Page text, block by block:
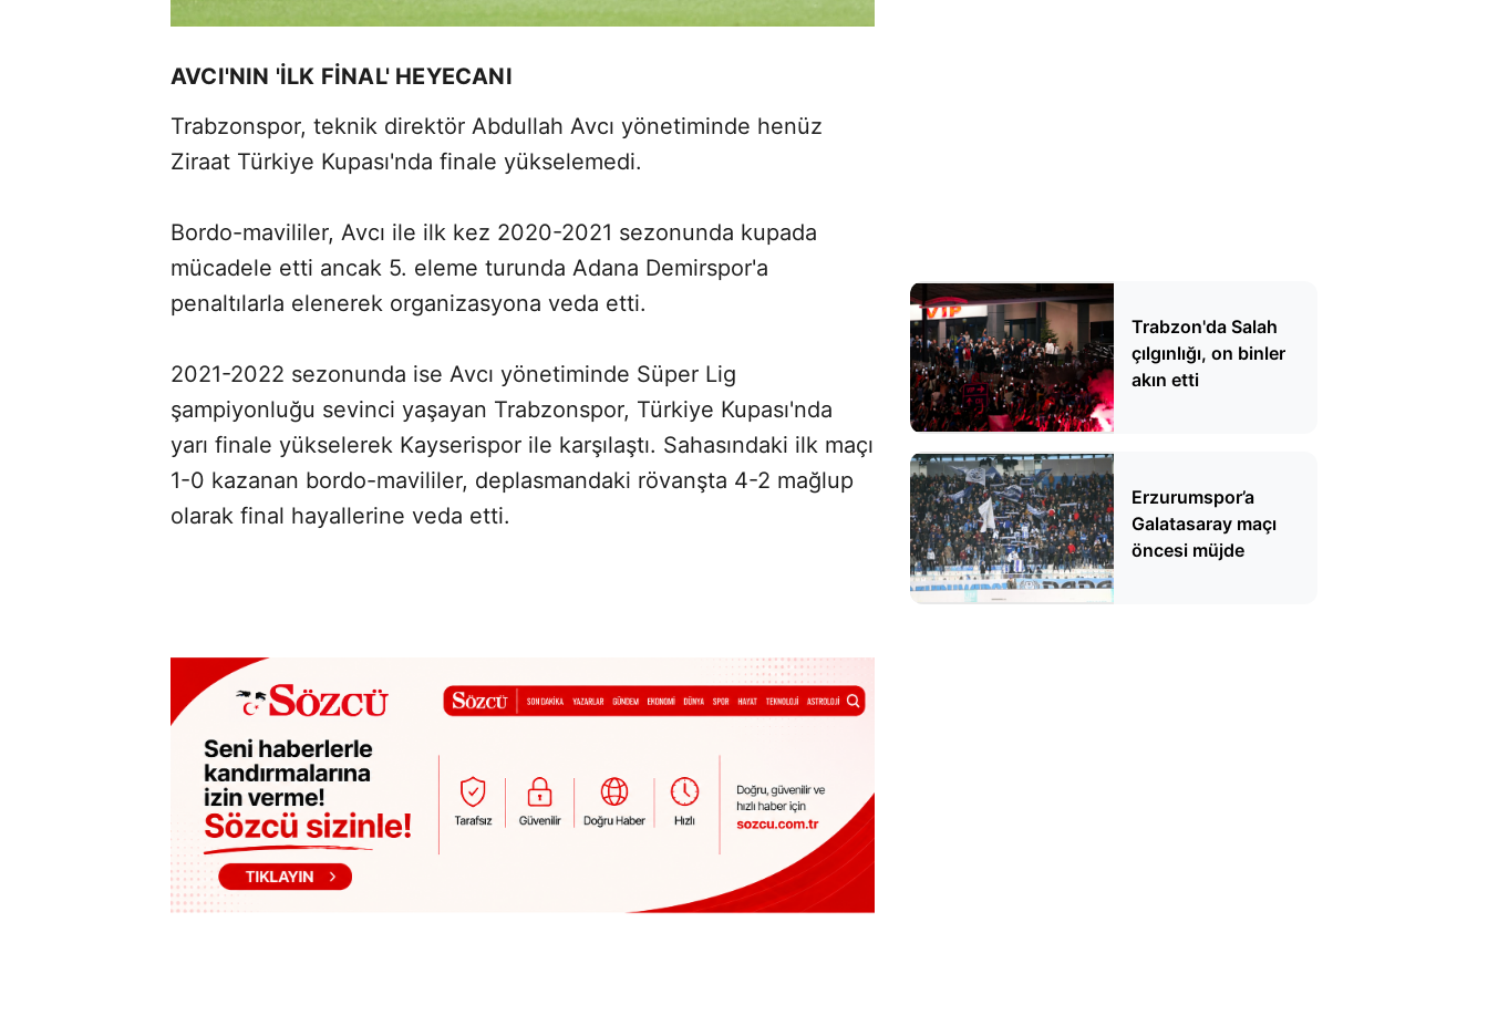
AVCI'NIN 'İLK FİNAL' HEYECANI
Trabzonspor, teknik direktör Abdullah Avcı yönetiminde henüz
Ziraat Türkiye Kupası'nda finale yükselemedi.
Bordo-mavililer, Avcı ile ilk kez 2020-2021 sezonunda kupada
mücadele etti ancak 5. eleme turunda Adana Demirspor'a
penaltılarla elenerek organizasyona veda etti.
2021-2022 sezonunda ise Avcı yönetiminde Süper Lig
şampiyonluğu sevinci yaşayan Trabzonspor, Türkiye Kupası'nda
yarı finale yükselerek Kayserispor ile karşılaştı. Sahasındaki ilk maçı
1-0 kazanan bordo-mavililer, deplasmandaki rövanşta 4-2 mağlup
olarak final hayallerine veda etti.
Trabzon'da Salah
çılgınlığı, on binler
akın etti
Erzurumspor’a
Galatasaray maçı
öncesi müjde